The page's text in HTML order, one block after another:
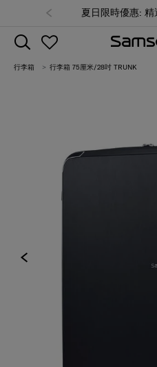
夏日限時優惠:
行李箱 行李箱 75厘米/28吋 TRUNK